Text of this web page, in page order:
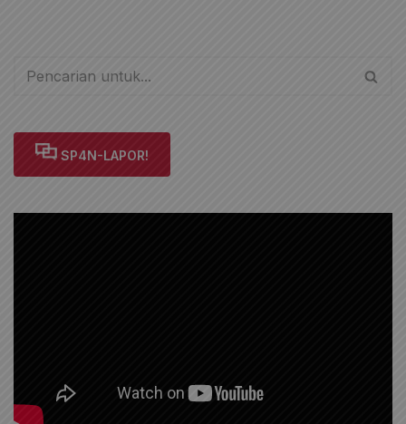
SP4N-LAPOR!